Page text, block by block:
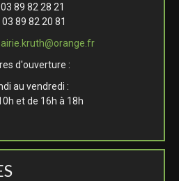
89 82 28 21
03 89 82 20 81
d'ouverture :
au vendredi :
et de 16h à 18h